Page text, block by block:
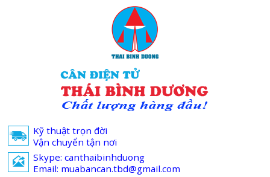
Kỹ thuật trọn đời
Vận chuyển tận nơi
Skype: canthaibinhduong
Email: muabancan.tbd@gmail.com